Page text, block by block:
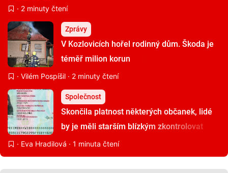
nebude
· 2 minuty čtení
Zprávy
V Kozlovicích hořel rodinný dům. Škoda je
téměř milion korun
· Vilém Pospíšil · 2 minuty čtení
Společnost
Skončila platnost některých občanek, lidé
by je měli starším blízkým zkontrolovat
· Eva Hradilová · 1 minuta čtení